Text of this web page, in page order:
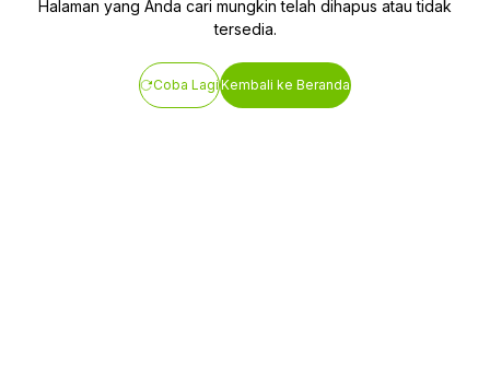
Halaman yang Anda cari mungkin telah dihapus atau tidak
tersedia.
Coba LagiKembali ke Beranda